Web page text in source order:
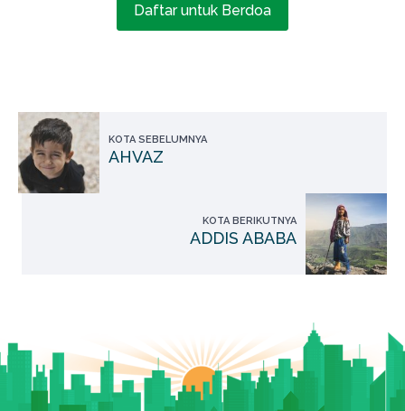
Daftar untuk Berdoa
KOTA SEBELUMNYA
AHVAZ
KOTA BERIKUTNYA
ADDIS ABABA